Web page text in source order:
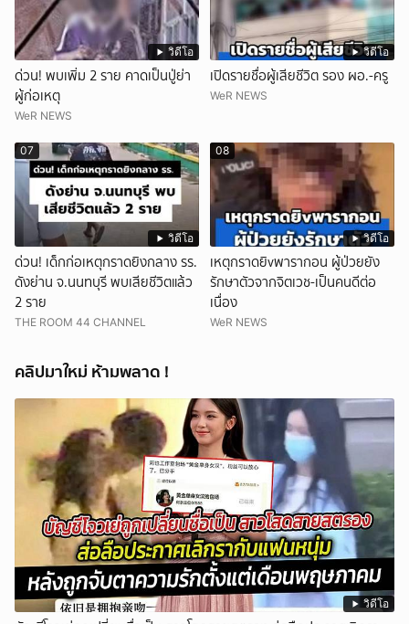
วิดีโอ
ด่วน! พบเพิ่ม 2 ราย คาดเป็นปู่ย่า
ผู้ก่อเหตุ
WeR NEWS
วิดีโอ
เปิดรายชื่อผู้เสียชีวิต รอง ผอ.-ครู
WeR NEWS
วิดีโอ
07
ด่วน! เด็กก่อเหตุกราดยิงกลาง รร.
ดังย่าน จ.นนทบุรี พบเสียชีวิตแล้ว
2 ราย
THE ROOM 44 CHANNEL
วิดีโอ
08
เหตุกราดยิvพารากอน ผู้ป่วยยัง
รักษาตัวจากจิตเวช-เป็นคนดีต่อ
เนื่อง
WeR NEWS
คลิปมาใหม่ ห้ามพลาด !
วิดีโอ